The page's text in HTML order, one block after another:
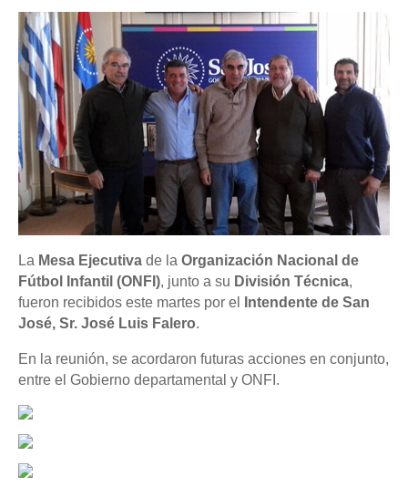
La Mesa Ejecutiva de la Organización Nacional de
Fútbol Infantil (ONFI), junto a su División Técnica,
fueron recibidos este martes por el
Intendente de San
José, Sr. José Luis Falero.
En la reunión, se acordaron futuras acciones en conjunto,
entre el Gobierno departamental y ONFI.